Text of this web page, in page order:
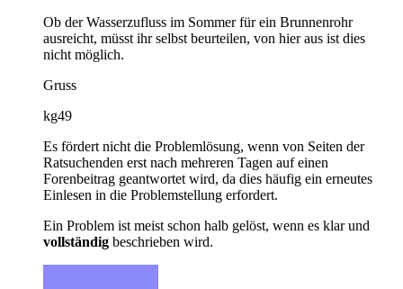
Ob der Wasserzufluss im Sommer für ein Brunnenrohr
ausreicht, müsst ihr selbst beurteilen, von hier aus ist dies
nicht möglich.
Gruss
kg49
Es fördert nicht die Problemlösung, wenn von Seiten der
Ratsuchenden erst nach mehreren Tagen auf einen
Forenbeitrag geantwortet wird, da dies häufig ein erneutes
Einlesen in die Problemstellung erfordert.
Ein Problem ist meist schon halb gelöst, wenn es klar und
vollständig beschrieben wird.